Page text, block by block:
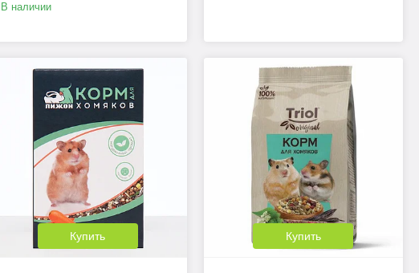
В наличии
Купить Купить